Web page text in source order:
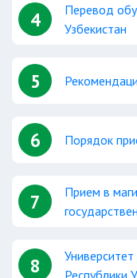
4
Перевод
Узбекистан
5
6 Порядок
7
Прием в
8
Республики